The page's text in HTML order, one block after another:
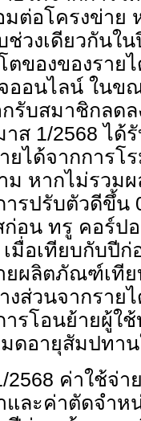
มต่อโครงข่าย
ช่วงเดียวกันใ
ตของของราย
ออนไลน์ ในข
รับสมาชิกลดล
าส 1/2568 ได้
ยได้จากการโ
ม หากไม่รวม
ารปรับตัวดีขึ้น
อน ทรู คอร์ป
เมื่อเทียบกับปี
ยผลิตภัณฑ์เที
งส่วนจากราย
ารโอนย้ายผู้ใ
ดอายุสัมปทา
2568 ค่าใช้จ่า
และค่าตัดจำ